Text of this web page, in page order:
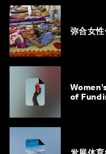
弥合女
of